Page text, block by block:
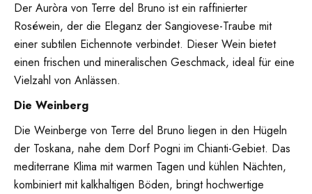
Der Auròra von Terre del Bruno ist ein raffinierter
Roséwein, der die Eleganz der Sangiovese-Traube mit
einer subtilen Eichennote verbindet. Dieser Wein bietet
einen frischen und mineralischen Geschmack, ideal für eine
Vielzahl von Anlässen.
Die Weinberg
Die Weinberge von Terre del Bruno liegen in den Hügeln
der Toskana, nahe dem Dorf Pogni im Chianti-Gebiet. Das
mediterrane Klima mit warmen Tagen und kühlen Nächten,
kombiniert mit kalkhaltigen Böden, bringt hochwertige